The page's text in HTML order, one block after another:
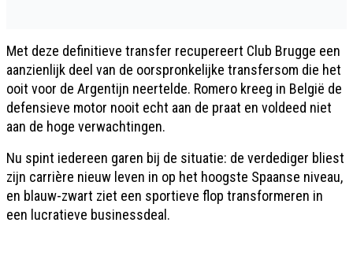
Met deze definitieve transfer recupereert Club Brugge een
aanzienlijk deel van de oorspronkelijke transfersom die het
ooit voor de Argentijn neertelde. Romero kreeg in België de
defensieve motor nooit echt aan de praat en voldeed niet
aan de hoge verwachtingen.
Nu spint iedereen garen bij de situatie: de verdediger bliest
zijn carrière nieuw leven in op het hoogste Spaanse niveau,
en blauw-zwart ziet een sportieve flop transformeren in
een lucratieve businessdeal.